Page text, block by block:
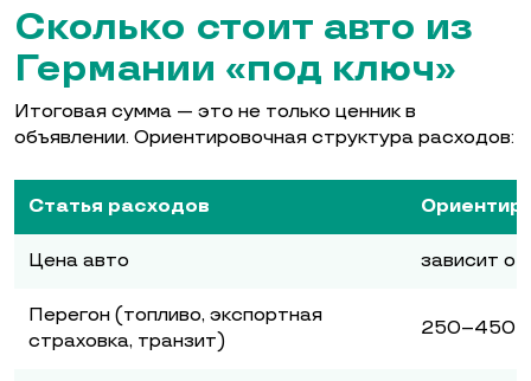
Сколько стоит авто из
Германии «под ключ»
Итоговая сумма — это не только ценник в
объявлении. Ориентировочная структура расходов:
Статья расходов
Цена авто зависит
Перегон (топливо, экспортная
страховка, транзит)
250–450